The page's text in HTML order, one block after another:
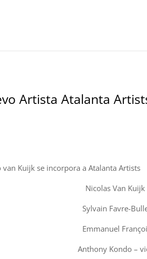
Artista Atalanta
Kuijk se incorpora a Atalanta Artists
Nicolas Van
Sylvain Favre-
Emmanuel
Anthony Kondo –